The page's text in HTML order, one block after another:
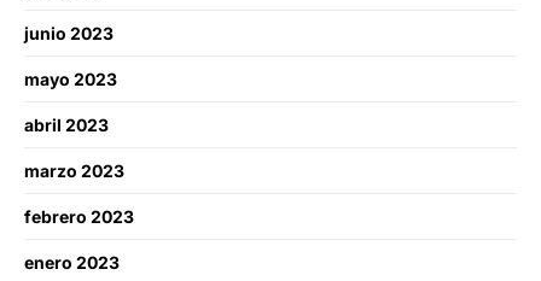
junio 2023
mayo 2023
abril 2023
marzo 2023
febrero 2023
enero 2023